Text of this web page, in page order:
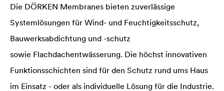
Die DÖRKEN Membranes bieten zuverlässige
Systemlösungen für Wind- und Feuchtigkeitsschutz,
Bauwerksabdichtung und -schutz
sowie Flachdachentwässerung. Die höchst innovativen
Funktionsschichten sind für den Schutz rund ums Haus
im Einsatz - oder als individuelle Lösung für die Industrie.